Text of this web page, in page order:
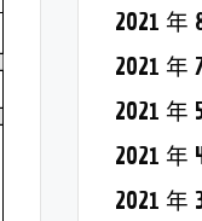
2021 年
2021 年
2021 年
2021 年
2021 年